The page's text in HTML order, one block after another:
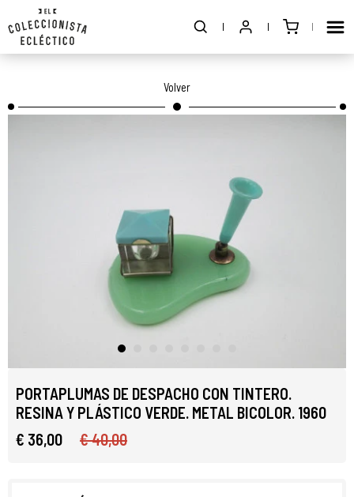
Volver
PORTAPLUMAS DE DESPACHO CON TINTERO.
RESINA Y PLÁSTICO VERDE. METAL BICOLOR. 1960
€ 36,00
€ 40,00